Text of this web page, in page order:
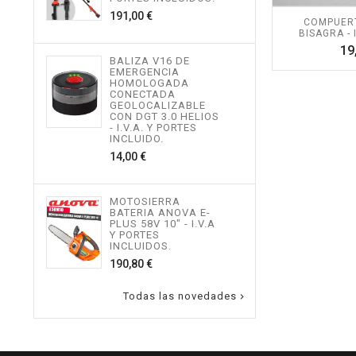
191,00 €Precio
BALIZA V16 DE
EMERGENCIA
HOMOLOGADA
CONECTADA
GEOLOCALIZABLE
CON DGT 3.0 HELIOS
- I.V.A. Y PORTES
INCLUIDO.
14,00 €Precio
MOTOSIERRA
BATERIA ANOVA E-
PLUS 58V 10" - I.V.A
Y PORTES
INCLUIDOS.
190,80 €Precio
Todas las novedades 
BISAGRA -